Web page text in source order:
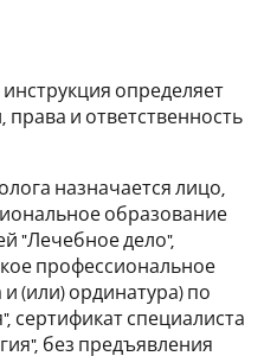
определяет
и ответственность
назначается лицо,
образование
"Лечебное дело",
профессиональное
(или) ординатура) по
сертификат специалиста
без предъявления